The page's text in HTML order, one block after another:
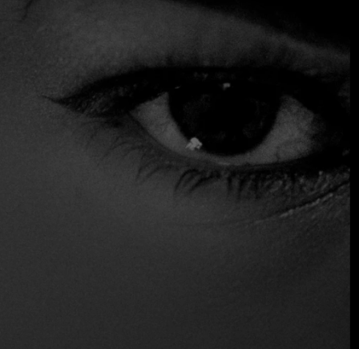
productos locales y una técnica precisa. Nan Tal apuesta
por platos pensados para compartir, con sabores intensos
y presentaciones meticulosas que reflejan la tendencia de
la alta cocina informal que actualmente arrasa en San
Salvador. Una opción ideal para quienes buscan una
experiencia gastronómica única dentro del creciente
panorama de la fusión asiática de la capital.